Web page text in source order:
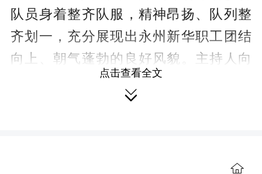
队员身着整齐队服，精神昂扬、队列整
齐划一，充分展现出永州新华职工团结
向上、朝气蓬勃的良好风貌。主持人向
大家细致介绍了本次赛事的举办初衷、
活动意义与相关要求，呼吁全体人员恪
场馆内响起，所有人一同唱响国歌，仪
点击查看全文
